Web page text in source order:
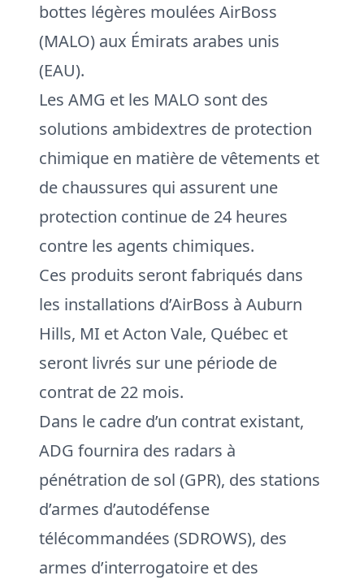
bottes légères moulées AirBoss
(MALO) aux Émirats arabes unis
(EAU).
Les AMG et les MALO sont des
solutions ambidextres de protection
chimique en matière de vêtements et
de chaussures qui assurent une
protection continue de 24 heures
contre les agents chimiques.
Ces produits seront fabriqués dans
les installations d’AirBoss à Auburn
Hills, MI et Acton Vale, Québec et
seront livrés sur une période de
contrat de 22 mois.
Dans le cadre d’un contrat existant,
ADG fournira des radars à
pénétration de sol (GPR), des stations
d’armes d’autodéfense
télécommandées (SDROWS), des
armes d’interrogatoire et des